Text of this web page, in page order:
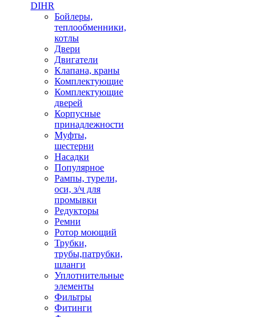
DIHR
Бойлеры,
теплообменники,
котлы
Двери
Двигатели
Клапана, краны
Комплектующие
Комплектующие
дверей
Корпусные
принадлежности
Муфты,
шестерни
Насадки
Популярное
Рампы, турели,
оси, з/ч для
промывки
Редукторы
Ремни
Ротор моющий
Трубки,
трубы,патрубки,
шланги
Уплотнительные
элементы
Фильтры
Фитинги